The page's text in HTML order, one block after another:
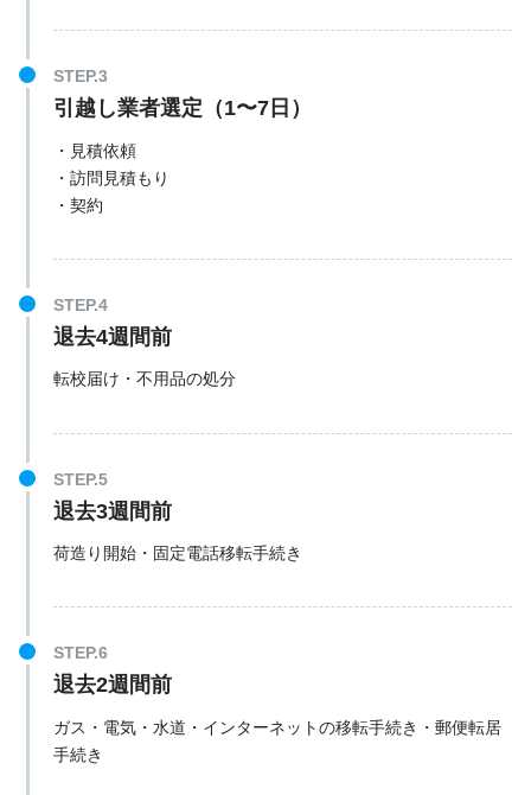
引越し業者選定（1〜7日）
・見積依頼
・訪問見積もり
・契約
退去4週間前
転校届け・不用品の処分
退去3週間前
荷造り開始・固定電話移転手続き
退去2週間前
ガス・電気・水道・インターネットの移転手続き・郵便転居
手続き